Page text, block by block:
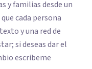
y familias desde un
cada persona
y una red de
si deseas dar el
escribeme